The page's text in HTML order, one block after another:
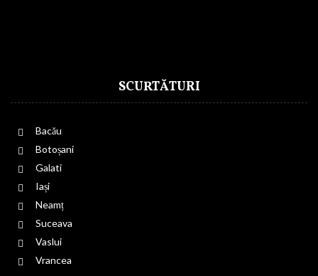
SCURTĂTURI
Bacău
Botoșani
Galati
Iași
Neamț
Suceava
Vaslui
Vrancea